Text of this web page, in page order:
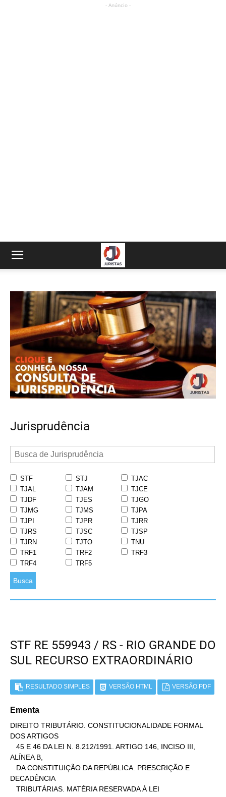
- Anúncio -
Jurisprudência
STF STJ
TJAC
TJAL
TJAM
TJCE
TJDF
TJES
TJGO
TJMG
TJMS
TJPA
TJPI
TJPR
TJRR
TJRS
TJSC
TJSP
TJRN
TJTO
TNU
TRF1
TRF2
TRF3
TRF4
TRF5
Busca
STF RE 559943 / RS - RIO GRANDE DO
SUL RECURSO EXTRAORDINÁRIO
RESULTADO SIMPLES VERSÃO HTML VERSÃO PDF
Ementa
DIREITO TRIBUTÁRIO. CONSTITUCIONALIDADE FORMAL
DOS ARTIGOS
ALÍNEA B,
DECADÊNCIA